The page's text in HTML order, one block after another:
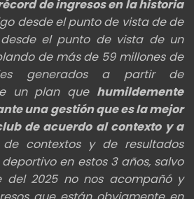
de ingresos en la historia
desde el punto de vista de de
el punto de vista de un
de más de 59 millones de
generados a partir de
un plan que humildemente
una gestión que es la mejor
de acuerdo al contexto y a
contextos y de resultados
en estos 3 años, salvo
del 2025 no nos acompañó y